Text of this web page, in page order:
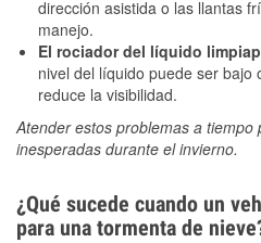
dirección asistida o las llantas
manejo.
El rociador del líquido
nivel del líquido puede ser bajo
reduce la visibilidad.
Atender estos problemas a
inesperadas durante el invierno.
¿Qué sucede cuando un
para una tormenta de